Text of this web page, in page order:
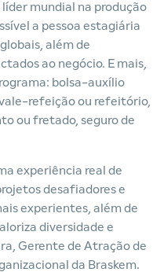
mundial na produção
a pessoa estagiária
além de
ao negócio. E mais,
bolsa-auxílio
refeição ou refeitório,
ou fretado, seguro de
experiência real de
desafiadores e
experientes, além de
diversidade e
Gerente de Atração de
da Braskem.